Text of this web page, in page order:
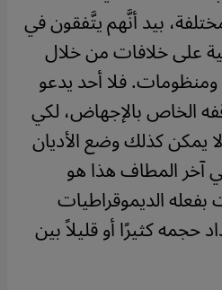
بيد أنَّهم يتَّفقون في
على خلافات من خلال
فلا أحد يدعو
الخاص بالإجهاض، لكي
يمكن كذلك وضع الأديان
آخر المطاف هذا هو
الديموقراطيات
حجمه كثيرًا أو قليلاً بين